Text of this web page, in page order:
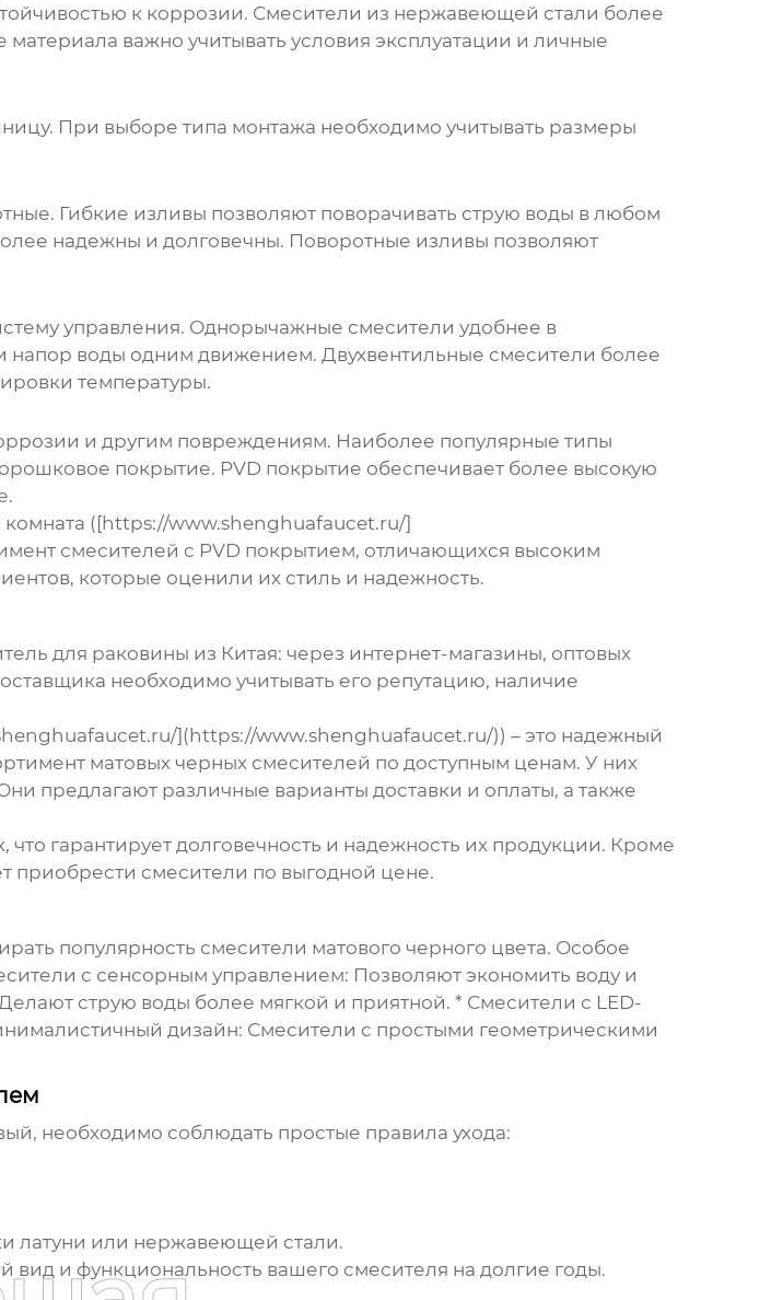
к коррозии. Смесители из нержавеющей стали более
важно учитывать условия эксплуатации и личные
При выборе типа монтажа необходимо учитывать размеры
Гибкие изливы позволяют поворачивать струю воды в любом
надежны и долговечны. Поворотные изливы позволяют
управления. Однорычажные смесители удобнее в
напор воды одним движением. Двухвентильные смесители более
температуры.
и другим повреждениям. Наиболее популярные типы
покрытие. PVD покрытие обеспечивает более высокую
([https://www.shenghuafaucet.ru/]
смесителей с PVD покрытием, отличающихся высоким
которые оценили их стиль и надежность.
для раковины из Китая: через интернет-магазины, оптовых
необходимо учитывать его репутацию, наличие
](https://www.shenghuafaucet.ru/)) – это надежный
матовых черных смесителей по доступным ценам. У них
предлагают различные варианты доставки и оплаты, а также
гарантирует долговечность и надежность их продукции. Кроме
приобрести смесители по выгодной цене.
популярность смесители матового черного цвета. Особое
с сенсорным управлением: Позволяют экономить воду и
струю воды более мягкой и приятной. * Смесители с LED-
дизайн: Смесители с простыми геометрическими
необходимо соблюдать простые правила ухода:
латуни или нержавеющей стали.
и функциональность вашего смесителя на долгие годы.